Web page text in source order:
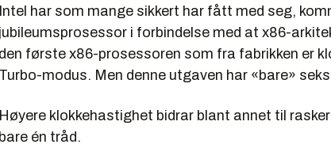
Intel har som mange sikkert har fått med seg,
jubileumsprosessor i forbindelse med at x86-
den første x86-prosessoren som fra fabrikken er
Turbo-modus. Men denne utgaven har «bare» seks
Høyere klokkehastighet bidrar blant annet til
bare én tråd.